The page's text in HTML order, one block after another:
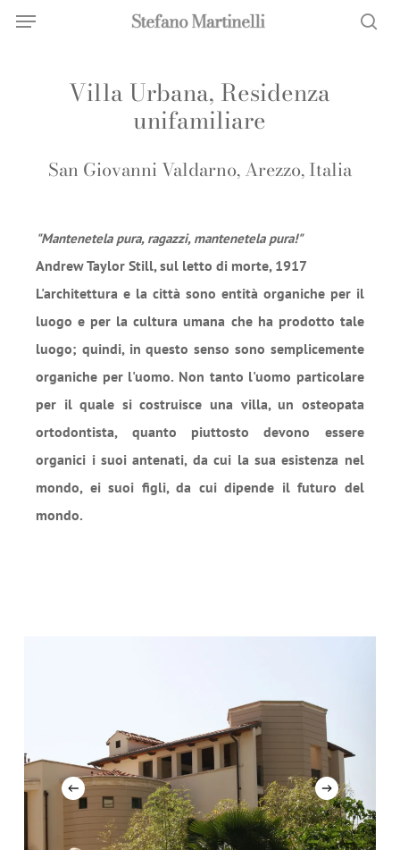
SkipMenu
Villa Urbana, Residenza
unifamiliare
San Giovanni Valdarno, Arezzo, Italia
"Mantenetela pura, ragazzi, mantenetela pura!"
Andrew Taylor Still, sul letto di morte, 1917
L'architettura e la città sono entità organiche per il
luogo e per la cultura umana che ha prodotto tale
luogo; quindi, in questo senso sono semplicemente
organiche per l'uomo. Non tanto l'uomo particolare
per il quale si costruisce una villa, un osteopata
ortodontista, quanto piuttosto devono essere
organici i suoi antenati, da cui la sua esistenza nel
mondo, ei suoi figli, da cui dipende il futuro del
mondo.
Menu